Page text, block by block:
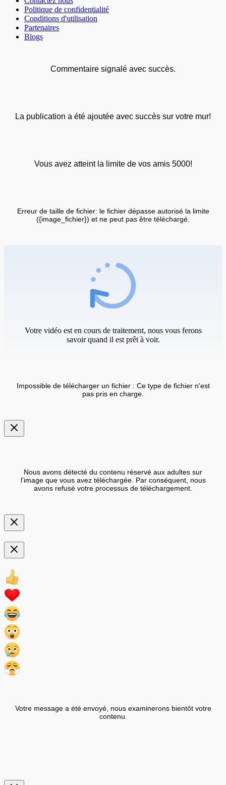
Politique de confidentialité
Conditions d'utilisation
Partenaires
Blogs
Commentaire signalé avec succès.
La publication a été ajoutée avec succès sur votre mur!
Vous avez atteint la limite de vos amis 5000!
Erreur de taille de fichier: le fichier dépasse autorisé la limite
({image_fichier}) et ne peut pas être téléchargé.
Votre vidéo est en cours de traitement, nous vous ferons
savoir quand il est prêt à voir.
Impossible de télécharger un fichier : Ce type de fichier n'est
pas pris en charge.
Nous avons détecté du contenu réservé aux adultes sur
l'image que vous avez téléchargée. Par conséquent, nous
avons refusé votre processus de téléchargement.
Votre message a été envoyé, nous examinerons bientôt votre
contenu.